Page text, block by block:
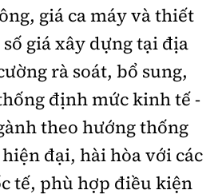
giá ca máy và thiết
giá xây dựng tại địa
rà soát, bổ sung,
định mức kinh tế -
theo hướng thống
đại, hài hòa với các
tế, phù hợp điều kiện